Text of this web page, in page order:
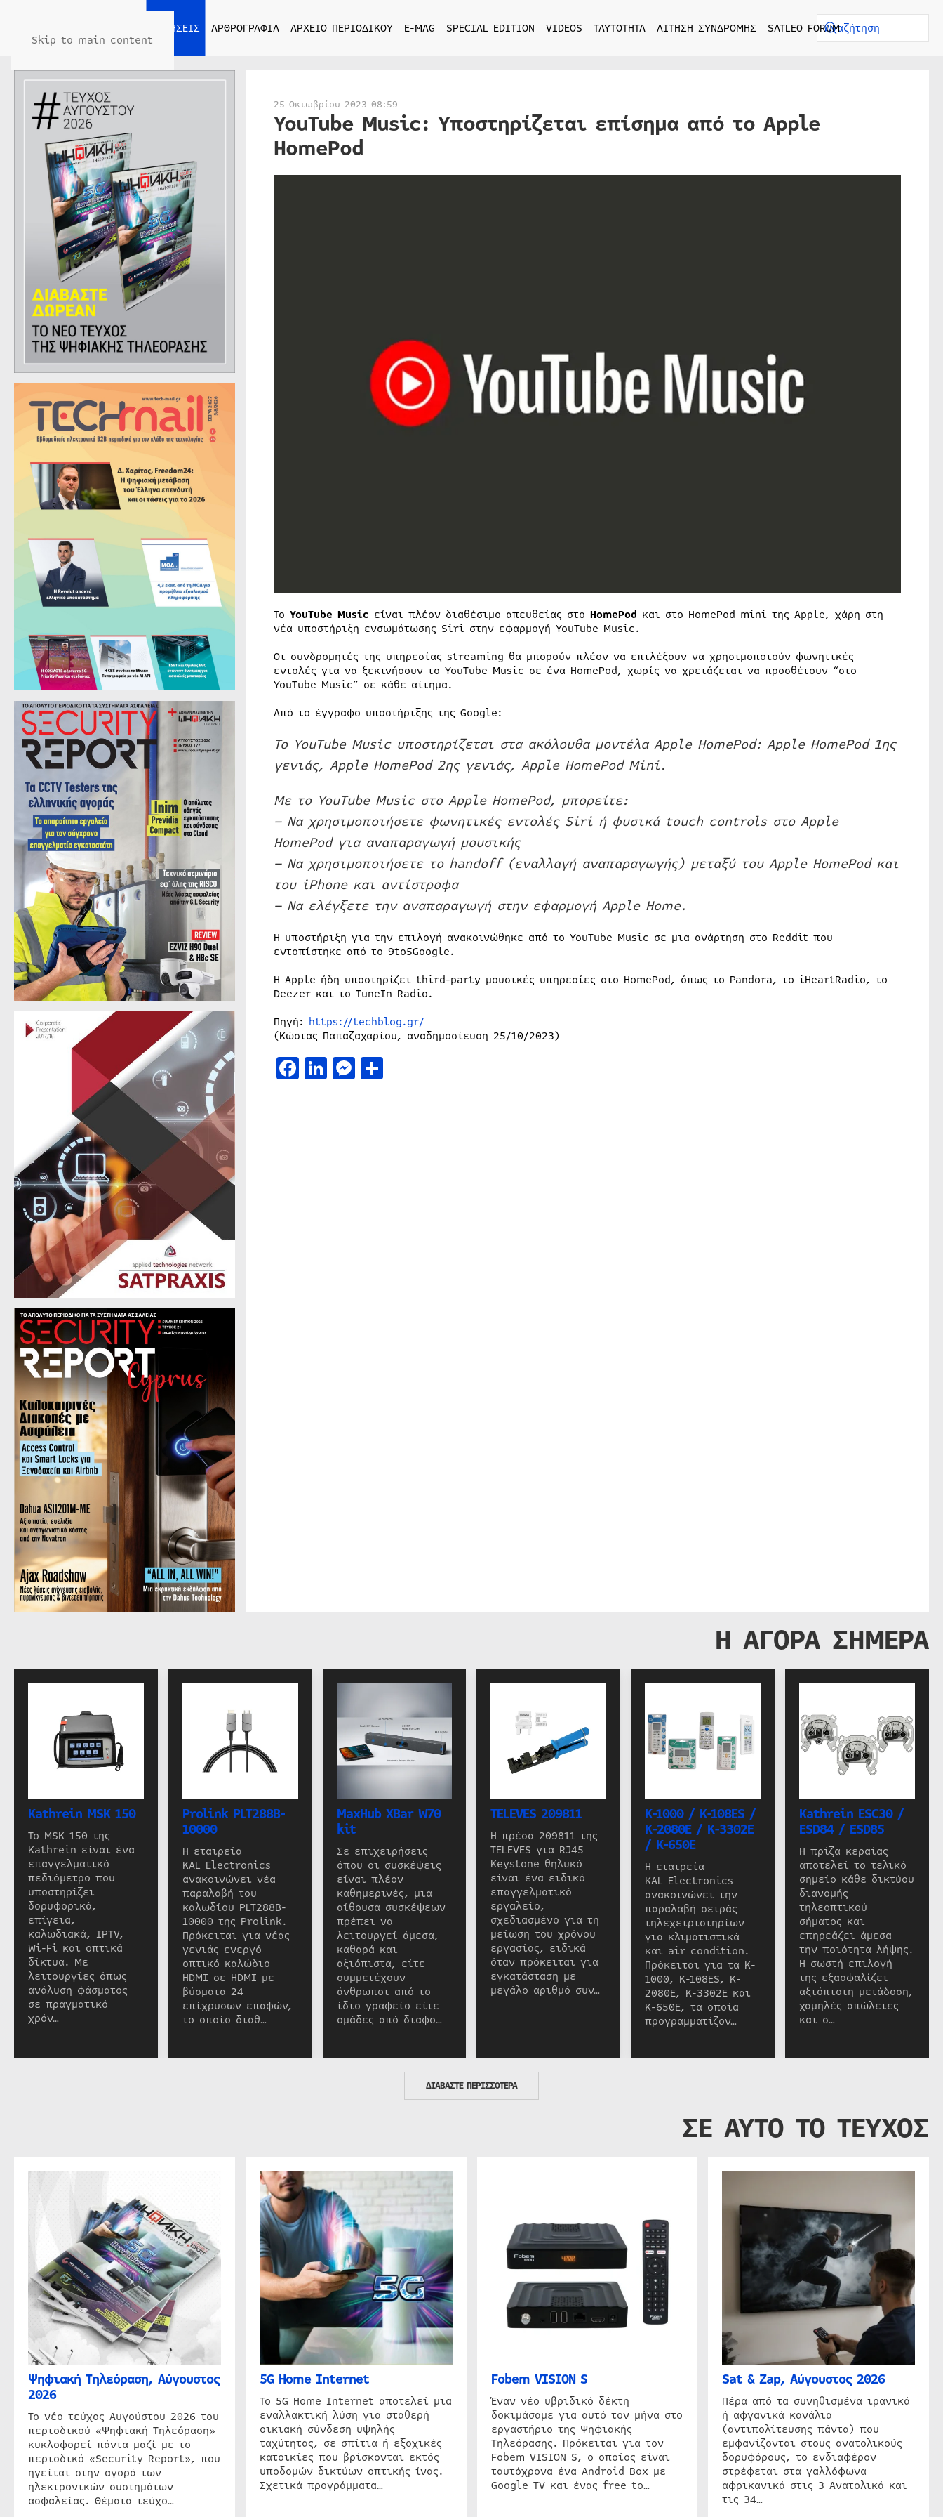
Skip to main content
ΕΙΔΗΣΕΙΣ ΑΡΘΡΟΓΡΑΦΙΑ ΑΡΧΕΙΟ ΠΕΡΙΟΔΙΚΟΥ E-MAG SPECIAL EDITION VIDEOS ΤΑΥΤΟΤΗΤΑ ΑΙΤΗΣΗ ΣΥΝΔΡΟΜΗΣ SATLEO FORUM
25 Οκτωβρίου 2023 08:59
YouTube Music: Υποστηρίζεται επίσημα από το Apple
HomePod
Το YouTube Music είναι πλέον διαθέσιμο απευθείας στο HomePod και στο HomePod mini της Apple, χάρη στη
νέα υποστήριξη ενσωμάτωσης Siri στην εφαρμογή YouTube Music.
Οι συνδρομητές της υπηρεσίας streaming θα μπορούν πλέον να επιλέξουν να χρησιμοποιούν φωνητικές
εντολές για να ξεκινήσουν το YouTube Music σε ένα HomePod, χωρίς να χρειάζεται να προσθέτουν “στο
YouTube Music” σε κάθε αίτημα.
Από το έγγραφο υποστήριξης της Google:
Το YouTube Music υποστηρίζεται στα ακόλουθα μοντέλα Apple HomePod: Apple HomePod 1ης
γενιάς, Apple HomePod 2ης γενιάς, Apple HomePod Mini.
Με το YouTube Music στο Apple HomePod, μπορείτε:
– Να χρησιμοποιήσετε φωνητικές εντολές Siri ή φυσικά touch controls στο Apple
HomePod για αναπαραγωγή μουσικής
– Nα χρησιμοποιήσετε το handoff (εναλλαγή αναπαραγωγής) μεταξύ του Apple HomePod και
του iPhone και αντίστροφα
– Να ελέγξετε την αναπαραγωγή στην εφαρμογή Apple Home.
Η υποστήριξη για την επιλογή ανακοινώθηκε από το YouTube Music σε μια ανάρτηση στο Reddit που
εντοπίστηκε από το 9to5Google.
Η Apple ήδη υποστηρίζει third-party μουσικές υπηρεσίες στο ‌HomePod‌‌, όπως το Pandora, το iHeartRadio, το
Deezer και το TuneIn Radio.
Πηγή: https://techblog.gr/
(Κώστας Παπαζαχαρίου, αναδημοσίευση 25/10/2023)
Facebook
LinkedIn
Messenger
Μοιραστείτε
Η ΑΓΟΡΑ ΣΗΜΕΡΑ
Kathrein MSK 150
Το MSK 150 της
Kathrein είναι ένα
επαγγελματικό
πεδιόμετρο που
υποστηρίζει
δορυφορικά,
επίγεια,
καλωδιακά, IPTV,
Wi-Fi και οπτικά
δίκτυα. Με
λειτουργίες όπως
ανάλυση φάσματος
σε πραγματικό
χρόν…
Prolink PLT288B-
10000
Η εταιρεία
KAL Electronics
ανακοινώνει νέα
παραλαβή του
καλωδίου PLT288B-
10000 της Prolink.
Πρόκειται για νέας
γενιάς ενεργό
οπτικό καλώδιο
HDMI σε HDMI με
βύσματα 24
επίχρυσων επαφών,
το οποίο διαθ…
MaxHub XBar W70
kit
Σε επιχειρήσεις
όπου οι συσκέψεις
είναι πλέον
καθημερινές, μια
αίθουσα συσκέψεων
πρέπει να
λειτουργεί άμεσα,
καθαρά και
αξιόπιστα, είτε
συμμετέχουν
άνθρωποι από το
ίδιο γραφείο είτε
ομάδες από διαφο…
TELEVES 209811
Η πρέσα 209811 της
TELEVES για RJ45
Keystone θηλυκό
είναι ένα ειδικό
επαγγελματικό
εργαλείο,
σχεδιασμένο για τη
μείωση του χρόνου
εργασίας, ειδικά
όταν πρόκειται για
εγκατάσταση με
μεγάλο αριθμό συν…
K-1000 / K-108ES /
K-2080E / K-3302E
/ K-650E
Η εταιρεία
KAL Electronics
ανακοινώνει την
παραλαβή σειράς
τηλεχειριστηρίων
για κλιματιστικά
και air condition.
Πρόκειται για τα K-
1000, K-108ES, K-
2080E, K-3302E και
K-650E, τα οποία
προγραμματίζον…
Kathrein ESC30 /
ESD84 / ESD85
Η πρίζα κεραίας
αποτελεί το τελικό
σημείο κάθε δικτύου
διανομής
τηλεοπτικού
σήματος και
επηρεάζει άμεσα
την ποιότητα λήψης.
Η σωστή επιλογή
της εξασφαλίζει
αξιόπιστη μετάδοση,
χαμηλές απώλειες
και σ…
ΔΙΑΒΑΣΤΕ ΠΕΡΙΣΣΟΤΕΡΑ
ΣΕ ΑΥΤΟ ΤΟ ΤΕΥΧΟΣ
Ψηφιακή Τηλεόραση, Αύγουστος
2026
Το νέο τεύχος Αυγούστου 2026 του
περιοδικού «Ψηφιακή Τηλεόραση»
κυκλοφορεί πάντα μαζί με το
περιοδικό «Security Report», που
ηγείται στην αγορά των
ηλεκτρονικών συστημάτων
ασφαλείας. Θέματα τεύχο…
5G Home Internet
Το 5G Home Internet αποτελεί μια
εναλλακτική λύση για σταθερή
οικιακή σύνδεση υψηλής
ταχύτητας, σε σπίτια ή εξοχικές
κατοικίες που βρίσκονται εκτός
υποδομών δικτύων οπτικής ίνας.
Σχετικά προγράμματα…
Fobem VISION S
Έναν νέο υβριδικό δέκτη
δοκιμάσαμε για αυτό τον μήνα στο
εργαστήριο της Ψηφιακής
Τηλεόρασης. Πρόκειται για τον
Fobem VISION S, ο οποίος είναι
ταυτόχρονα ένα Android Box με
Google TV και ένας free to…
Sat & Zap, Αύγουστος 2026
Πέρα από τα συνηθισμένα ιρανικά
ή αφγανικά κανάλια
(αντιπολίτευσης πάντα) που
εμφανίζονται στους ανατολικούς
δορυφόρους, το ενδιαφέρον
στρέφεται στα γαλλόφωνα
αφρικανικά στις 3 Ανατολικά και
τις 34…